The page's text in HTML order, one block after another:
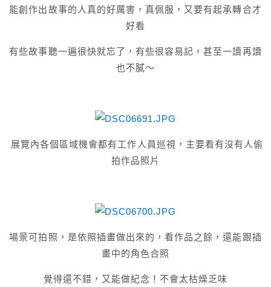
能創作出故事的人真的好厲害，真佩服，又要有起承轉合才
好看
有些故事聽一遍很快就忘了，有些很容易記，甚至一讀再讀
也不膩～
展覽內各個區域機會都有工作人員巡視，主要看有沒有人偷
拍作品照片
場景可拍照，是依照插畫做出來的，看作品之餘，還能跟插
畫中的角色合照
覺得還不錯，又能做紀念！不會太枯燥乏味